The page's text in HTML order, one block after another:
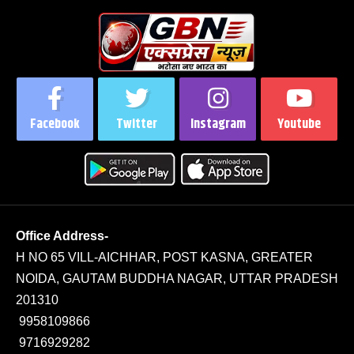
Office Address-
H NO 65 VILL-AICHHAR, POST KASNA, GREATER
NOIDA, GAUTAM BUDDHA NAGAR, UTTAR PRADESH
201310
9958109866
9716929282
Facebook Twitter Instagram Youtube